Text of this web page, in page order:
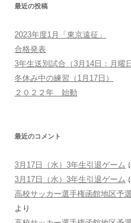
最近の投稿
2023年度1月「東京遠征」
合格発表
3年生送別試合（3月14日：月曜日
冬休み中の練習（1月17日）
２０２２年 始動
最近のコメント
3月17日（水）3年生引退ゲーム
3月17日（水）3年生引退ゲーム
高校サッカー選手権函館地区
より